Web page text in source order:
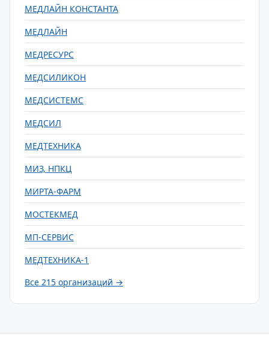
МЕДЛАЙН КОНСТАНТА
МЕДЛАЙН
МЕДРЕСУРС
МЕДСИЛИКОН
МЕДСИСТЕМС
МЕДСИЛ
МЕДТЕХНИКА
МИЗ, НПКЦ
МИРТА-ФАРМ
МОСТЕКМЕД
МП-СЕРВИС
МЕДТЕХНИКА-1
Все 215 организаций →